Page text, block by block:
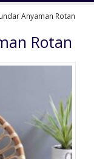
Anyaman Rotan
Rotan